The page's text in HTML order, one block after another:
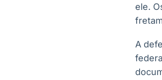
ele.
A